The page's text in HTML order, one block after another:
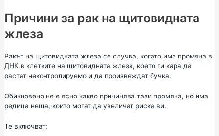
Причини за рак на щитовидната
жлеза
Ракът на щитовидната жлеза се случва, когато има промяна в
ДНК в клетките на щитовидната жлеза, което ги кара да
растат неконтролируемо и да произвеждат бучка.
Обикновено не е ясно какво причинява тази промяна, но има
редица неща, които могат да увеличат риска ви.
Те включват: